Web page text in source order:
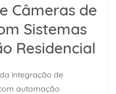
Câmeras de
Sistemas
Residencial
integração de
automação